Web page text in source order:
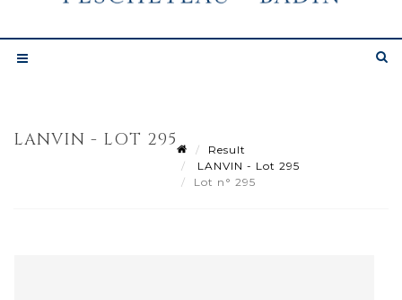
LANVIN - LOT 295
Result
LANVIN - Lot 295
Lot n° 295